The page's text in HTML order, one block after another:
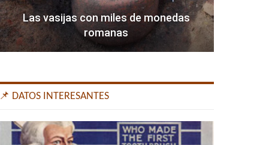
Las vasijas con miles de monedas
romanas
📌 DATOS INTERESANTES